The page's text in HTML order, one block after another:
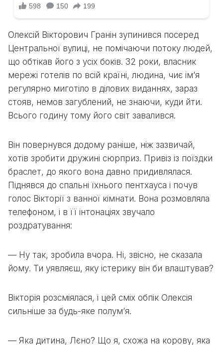
Олексій Вікторович Гранін зупинився посеред
Центральної вулиці, не помічаючи потоку людей,
що обтікав його з усіх боків. 32 роки, власник
мережі готелів по всій країні, людина, чиє ім’я
регулярно миготіло в ділових виданнях, зараз
стояв, немов загублений, не знаючи, куди йти.
Всього годину тому його світ завалився.
Він повернувся додому раніше, ніж зазвичай,
хотів зробити дружині сюрприз. Привіз із поїздки
браслет, до якого вона давно придивлялася.
Піднявся до спальні їхнього пентхауса і почув
голос Вікторії з ванної кімнати. Вона розмовляла
телефоном, і в її інтонаціях звучало
роздратування:
— Ну так, зробила вчора. Ні, звісно, не сказала
йому. Ти уявляєш, яку істерику він би влаштував?
Вікторія розсміялася, і цей сміх обпік Олексія
сильніше за будь-яке полум’я.
— Яка дитина, Лєно? Що я, схожа на корову, яка